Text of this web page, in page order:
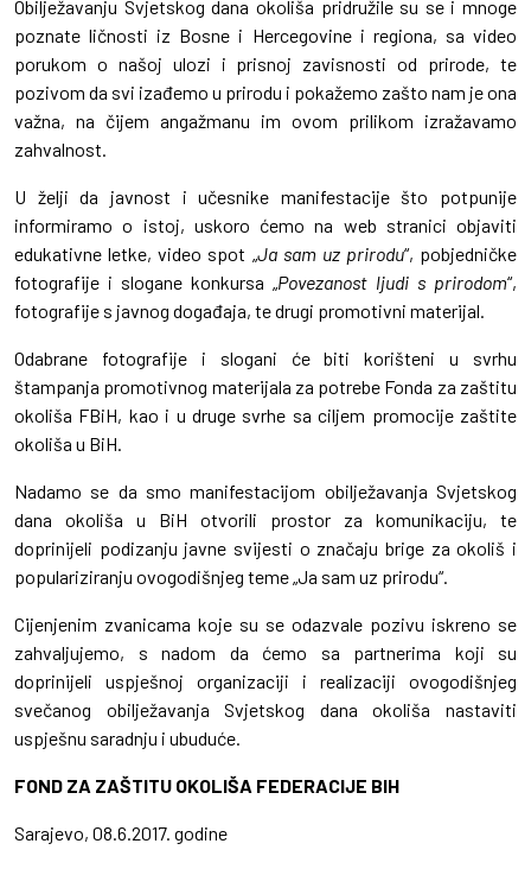
Obilježavanju Svjetskog dana okoliša pridružile su se i mnoge
poznate ličnosti iz Bosne i Hercegovine i regiona, sa video
porukom o našoj ulozi i prisnoj zavisnosti od prirode, te
pozivom da svi izađemo u prirodu i pokažemo zašto nam je ona
važna, na čijem angažmanu im ovom prilikom izražavamo
zahvalnost.
U želji da javnost i učesnike manifestacije što potpunije
informiramo o istoj, uskoro ćemo na web stranici objaviti
edukativne letke, video spot „Ja sam uz prirodu“, pobjedničke
fotografije i slogane konkursa „Povezanost ljudi s prirodom“,
fotografije s javnog događaja, te drugi promotivni materijal.
Odabrane fotografije i slogani će biti korišteni u svrhu
štampanja promotivnog materijala za potrebe Fonda za zaštitu
okoliša FBiH, kao i u druge svrhe sa ciljem promocije zaštite
okoliša u BiH.
Nadamo se da smo manifestacijom obilježavanja Svjetskog
dana okoliša u BiH otvorili prostor za komunikaciju, te
doprinijeli podizanju javne svijesti o značaju brige za okoliš i
populariziranju ovogodišnjeg teme „Ja sam uz prirodu“.
Cijenjenim zvanicama koje su se odazvale pozivu iskreno se
zahvaljujemo, s nadom da ćemo sa partnerima koji su
doprinijeli uspješnoj organizaciji i realizaciji ovogodišnjeg
svečanog obilježavanja Svjetskog dana okoliša nastaviti
uspješnu saradnju i ubuduće.
FOND ZA ZAŠTITU OKOLIŠA FEDERACIJE BIH
Sarajevo, 08.6.2017. godine